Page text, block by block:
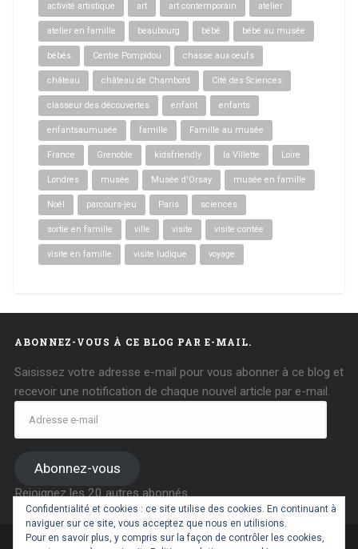
activité artistique art art contemporain atelier
atelier en famille beaubourg bébé bébé au musée
bébés Centre Pompidou chasse aux oeufs
château château de Chambord Cité des Sciences
classeur des découvertes enfant enfants
enfantsaumusée famille Famille au musée
France Grenoble kidsfriendly la Villette Loire
Londres musée Musée d'Orsay musée en famille
Noël parcours-jeu Paris sciences
sortie en famille ville visite visite contée
visite en famille visite ludique voyage
ABONNEZ-VOUS À CE BLOG PAR E-MAIL.
Saisissez votre adresse e-mail pour vous abonner à ce blog et
recevoir une notification de chaque nouvel article par e-mail.
Adresse
Abonnez-vous
Rejoignez les 20 autres abonnés
Confidentialité et cookies : ce site utilise des cookies. En continuant à
naviguer sur ce site, vous acceptez que nous en utilisions.
Pour en savoir plus, y compris sur la façon de contrôler les cookies,